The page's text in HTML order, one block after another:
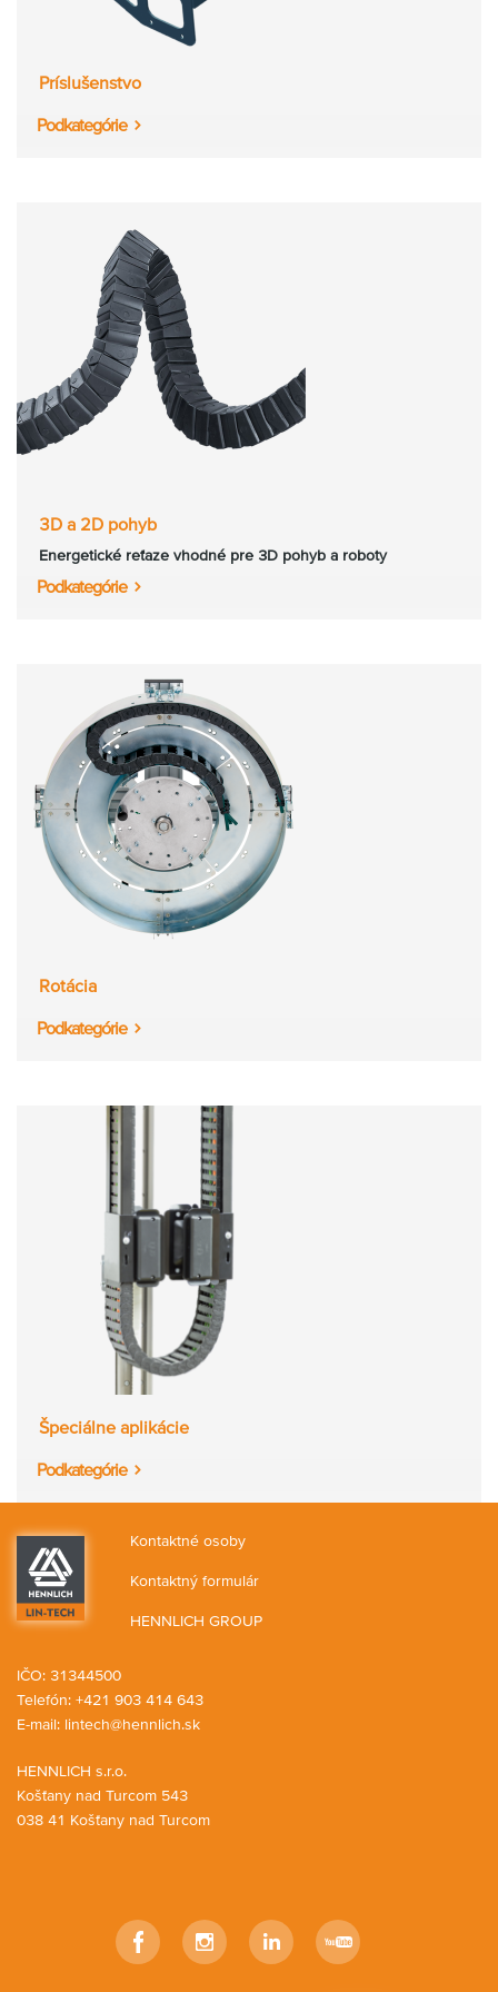
Príslušenstvo
Podkategórie
3D a 2D pohyb
Energetické reťaze vhodné pre 3D pohyb a roboty
Podkategórie
Rotácia
Podkategórie
Špeciálne aplikácie
Podkategórie
Kontaktné osoby
Kontaktný formulár
HENNLICH GROUP
HENNLICH s.r.o.
Košťany nad Turcom 543
038 41 Košťany nad Turcom
IČO: 31344500
Telefón: +421 903 414 643
E-mail: lintech@hennlich.sk
FacebookInstagramLinkedIn YouTube